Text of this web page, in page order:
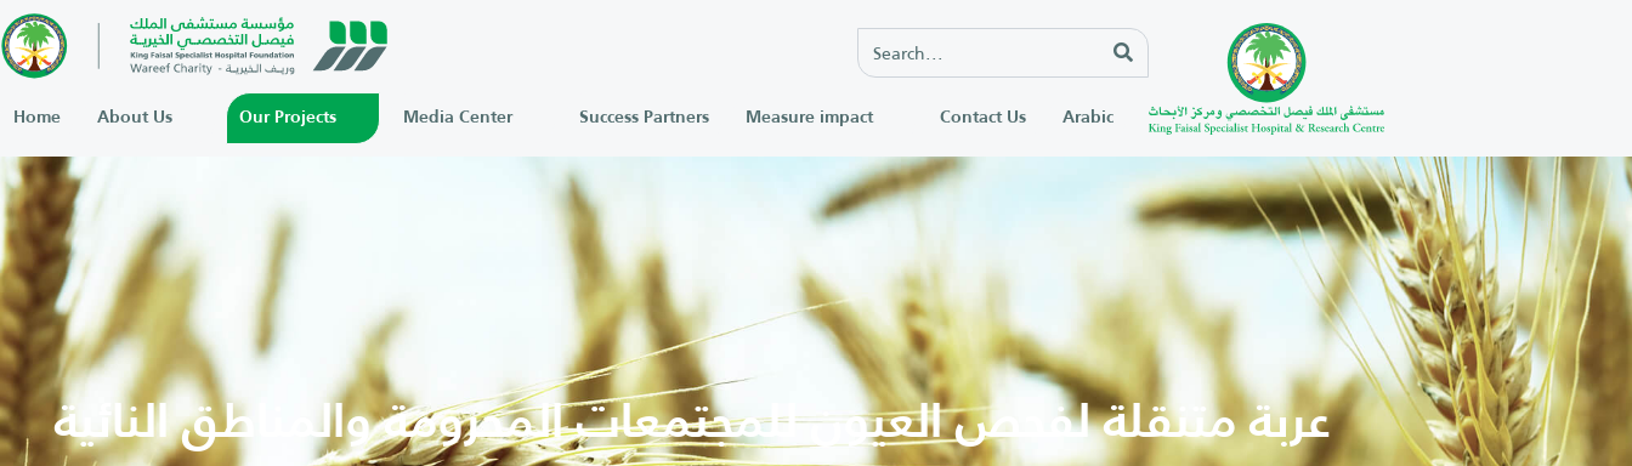
Home About Us Our Projects Media Center Success Partners Measure impact Contact Us Arabic
عربة متنقلة لفحص العيون للمجتمعات المحرومة والمناطق النائية